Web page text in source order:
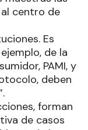
centro de
Es
de la
PAMI, y
deben
forman
de casos